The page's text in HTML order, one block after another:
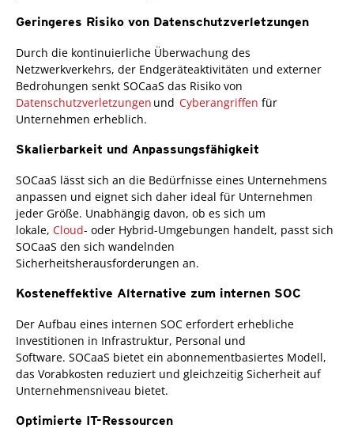
Geringeres Risiko von Datenschutzverletzungen
Durch die kontinuierliche Überwachung des
Netzwerkverkehrs, der Endgeräteaktivitäten und externer
Bedrohungen senkt SOCaaS das Risiko von
Datenschutzverletzungen und Cyberangriffen für
Unternehmen erheblich.
Skalierbarkeit und Anpassungsfähigkeit
SOCaaS lässt sich an die Bedürfnisse eines Unternehmens
anpassen und eignet sich daher ideal für Unternehmen
jeder Größe. Unabhängig davon, ob es sich um
lokale, Cloud- oder Hybrid-Umgebungen handelt, passt sich
SOCaaS den sich wandelnden
Sicherheitsherausforderungen an.
Kosteneffektive Alternative zum internen SOC
Der Aufbau eines internen SOC erfordert erhebliche
Investitionen in Infrastruktur, Personal und
Software. SOCaaS bietet ein abonnementbasiertes Modell,
das Vorabkosten reduziert und gleichzeitig Sicherheit auf
Unternehmensniveau bietet.
Optimierte IT-Ressourcen